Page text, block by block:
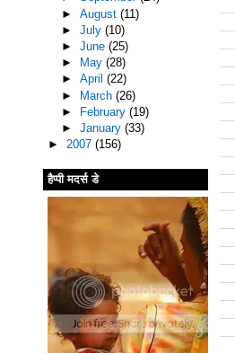
► August (11)
► July (10)
► June (25)
►
May (28)
► April (22)
► March (26)
► February (19)
► January (33)
► 2007 (156)
हैप्पी मदर्स डे